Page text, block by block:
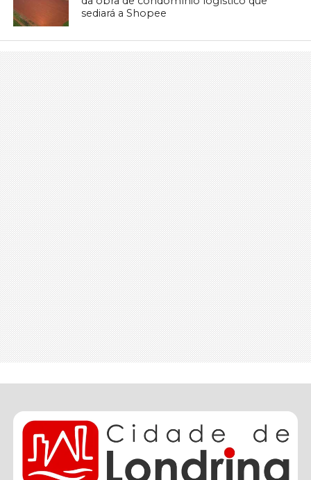
sediará a Shopee